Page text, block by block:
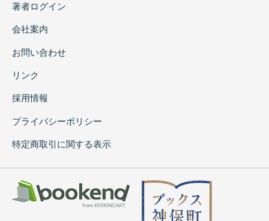
著者ログイン
会社案内
お問い合わせ
リンク
採用情報
プライバシーポリシー
特定商取引に関する表示